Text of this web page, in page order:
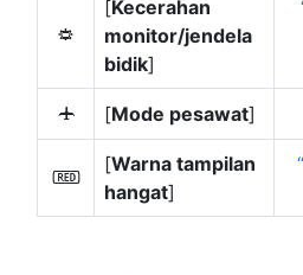
3
[Kecerahan
monitor/jendela
bidik]
u [Mode pesawat]
v
[Warna tampilan
hangat]